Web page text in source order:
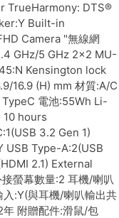
TrueHarmony: DTS®
Built-in
Camera "無線網
GHz/5 GHz 2x2 MU-
Kensington lock
16.9 (H) mm 材質:A/C
電池:55Wh Li-
hours
3.2 Gen 1)
USB Type-A:2(USB
2.1) External
螢幕數量:2 耳機/喇叭
:Y(與耳機/喇叭輸出共
附贈配件:滑鼠/包